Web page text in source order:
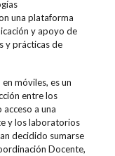
una plataforma
y apoyo de
y prácticas de
móviles, es un
entre los
a una
y los laboratorios
decidido sumarse
Docente,